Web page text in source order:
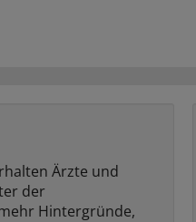
Ärzte und
der
Hintergründe,